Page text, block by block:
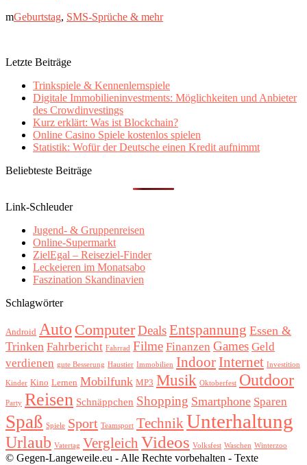
Geburtstag, SMS-Sprüche & mehr
Letzte Beiträge
Trinkspiele & Kennenlernspiele
Digitale Immobilieninvestments: Möglichkeiten und Anbieter
des Crowdinvestings
Kurz erklärt: Was ist Blockchain?
Online Casino Spiele kostenlos spielen
Statistik: Wofür der Deutsche einen Kredit aufnimmt
Beliebteste Beiträge
Link-Schleuder
Jugend- & Gruppenreisen
Online-Supermarkt
ZielEgal – Reiseziel-Finder
Leckeieren im Monatsabo
Faszination Skandinavien
Schlagwörter
Android Auto ComputerDealsEntspannung Essen &
Trinken Fahrbericht Fahrrad Filme Finanzen Games Geld
verdienen gute Besserung Haustier Immobilien Indoor Internet Investition
Kinder Kino Lernen Mobilfunk MP3 Musik Oktoberfest Outdoor
Party Reisen Schnäppchen Shopping Smartphone Sparen
Spaß Spiele Sport Teamsport TechnikUnterhaltung
Urlaub Vatertag Vergleich Videos Volksfest Waschen Winterzoo
© Gegen-Langeweile.eu - Alle Rechte vorbehalten - Texte